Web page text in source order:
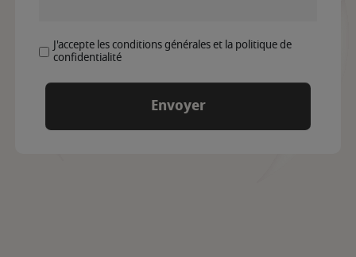
J'accepte les conditions générales et la politique de
confidentialité